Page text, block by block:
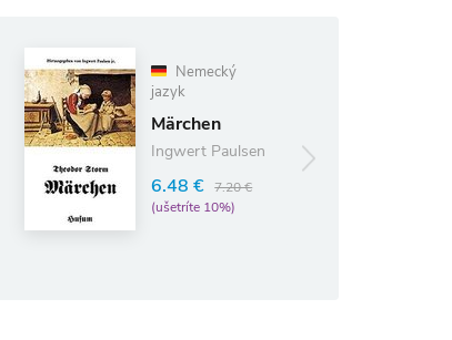
Nemecký
jazyk
Märchen
Ingwert Paulsen
6.48 € 7.20 €